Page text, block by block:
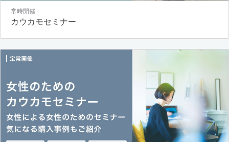
常時開催
カウカモセミナー